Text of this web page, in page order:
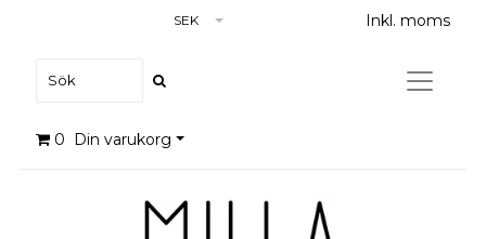
SEK Inkl. moms
0 Din varukorg